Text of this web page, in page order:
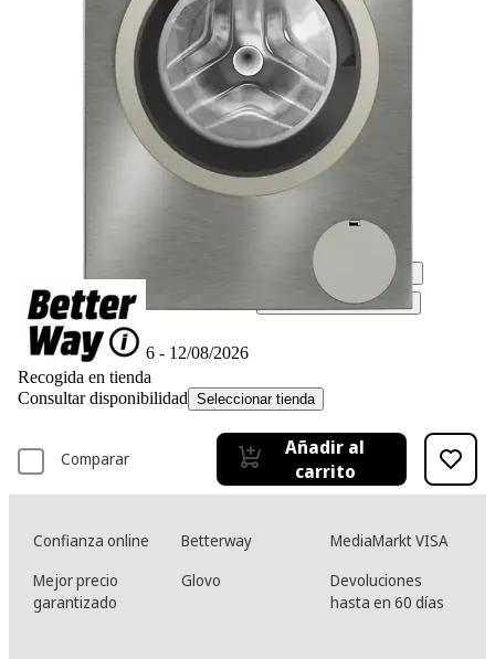
Ficha técnica
545,00€
490,50 €
IVA incl., envío no incl.
Simula tu financiación*
Disponible online
Entrega 11/08/2026 - 12/08/2026
Recogida en tienda
Consultar disponibilidad Seleccionar tienda
Comparar
Añadir al
carrito
Confianza online Betterway
MediaMarkt VISA
Mejor precio
garantizado
Glovo
Devoluciones
hasta en 60 días